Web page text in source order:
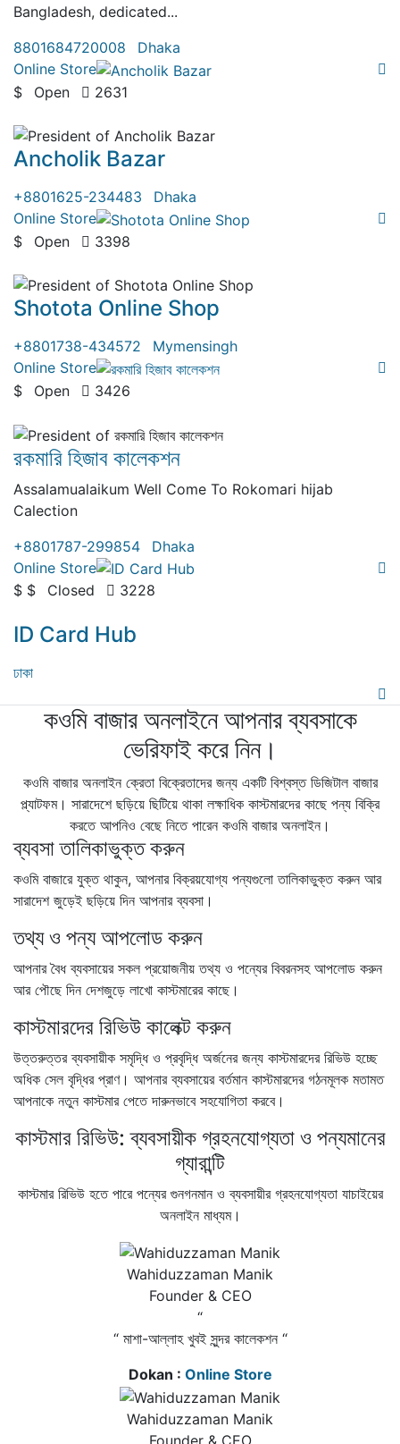
Bangladesh, dedicated...
8801684720008
Dhaka
Online Store
$
Open
2631
Ancholik Bazar
+8801625-234483
Dhaka
Online Store
$
Open
3398
Shotota Online Shop
+8801738-434572
Mymensingh
Online Store
$
Open
3426
রকমারি হিজাব কালেকশন
Assalamualaikum Well Come To Rokomari hijab
Calection
+8801787-299854
Dhaka
Online Store
$ $
Closed
3228
ID Card Hub
ঢাকা
কওমি বাজার অনলাইনে আপনার ব্যবসাকে
ভেরিফাই করে নিন।
কওমি বাজার অনলাইন ক্রেতা বিক্রেতাদের জন্য একটি বিশ্বস্ত ডিজিটাল বাজার
প্ল্যাটফম। সারাদেশে ছড়িয়ে ছিটিয়ে থাকা লক্ষাধিক কাস্টমারদের কাছে পন্য বিক্রি
করতে আপনিও বেছে নিতে পারেন কওমি বাজার অনলাইন।
ব্যবসা তালিকাভুক্ত করুন
কওমি বাজারে যুক্ত থাকুন, আপনার বিক্রয়যোগ্য পন্যগুলো তালিকাভুক্ত করুন আর
সারাদেশ জুড়েই ছড়িয়ে দিন আপনার ব্যবসা।
তথ্য ও পন্য আপলোড করুন
আপনার বৈধ ব্যবসায়ের সকল প্রয়োজনীয় তথ্য ও পন্যের বিবরনসহ আপলোড করুন
আর পৌছে দিন দেশজুড়ে লাখো কাস্টমারের কাছে।
কাস্টমারদের রিভিউ কালেক্ট করুন
উত্তরুত্তর ব্যবসায়ীক সমৃদ্ধি ও প্রবৃদ্ধি অর্জনের জন্য কাস্টমারদের রিভিউ হচ্ছে
অধিক সেল বৃদ্ধির প্রাণ। আপনার ব্যবসায়ের বর্তমান কাস্টমারদের গঠনমূলক মতামত
আপনাকে নতুন কাস্টমার পেতে দারুনভাবে সহযোগিতা করবে।
কাস্টমার রিভিউ: ব্যবসায়ীক গ্রহনযোগ্যতা ও পন্যমানের
গ্যারান্টি
কাস্টমার রিভিউ হতে পারে পন্যের গুনগনমান ও ব্যবসায়ীর গ্রহনযোগ্যতা যাচাইয়ের
অনলাইন মাধ্যম।
Wahiduzzaman Manik
Founder & CEO
“
“ মাশা-আল্লাহ খুবই সুন্দর কালেকশন “
Dokan : Online Store
Wahiduzzaman Manik
Founder & CEO